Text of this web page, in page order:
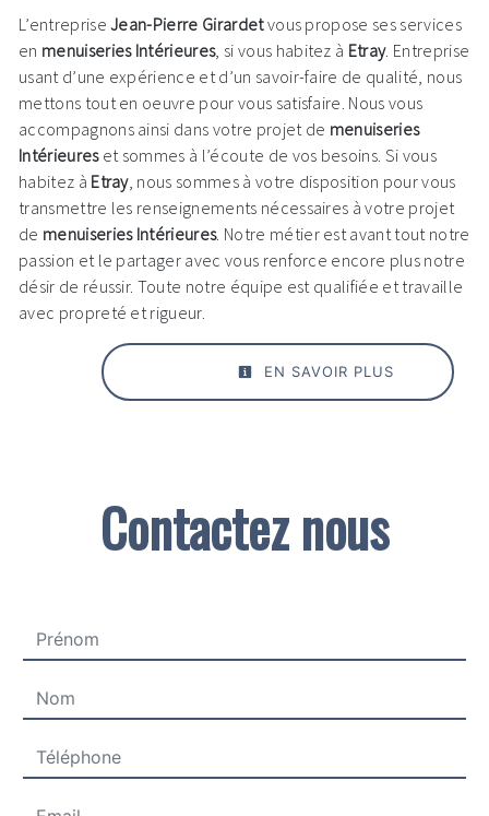
L’entrepriseJean-Pierre Girardetvous propose ses services
en menuiseries Intérieures, si vous habitez à Etray. Entreprise
usant d’une expérience et d’un savoir-faire de qualité, nous
mettons tout en oeuvre pour vous satisfaire. Nous vous
accompagnons ainsi dans votre projet de menuiseries
Intérieureset sommes à l’écoute de vos besoins. Si vous
habitez à Etray, nous sommes à votre disposition pour vous
transmettre les renseignements nécessaires à votre projet
de menuiseries Intérieures. Notre métier est avant tout notre
passion et le partager avec vous renforce encore plus notre
désir de réussir. Toute notre équipe est qualifiée et travaille
avec propreté et rigueur.
EN SAVOIR PLUS
Contactez nous